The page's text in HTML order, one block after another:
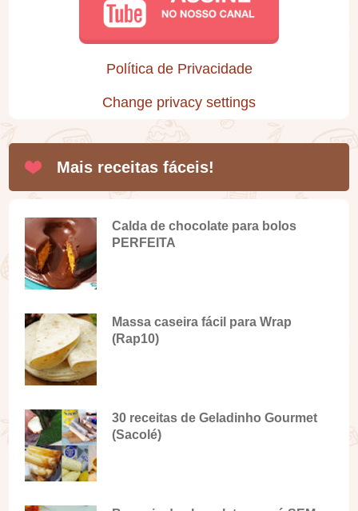
Política de Privacidade
Change privacy settings
Mais receitas fáceis!
Calda de chocolate para bolos
PERFEITA
Massa caseira fácil para Wrap
(Rap10)
30 receitas de Geladinho Gourmet
(Sacolé)